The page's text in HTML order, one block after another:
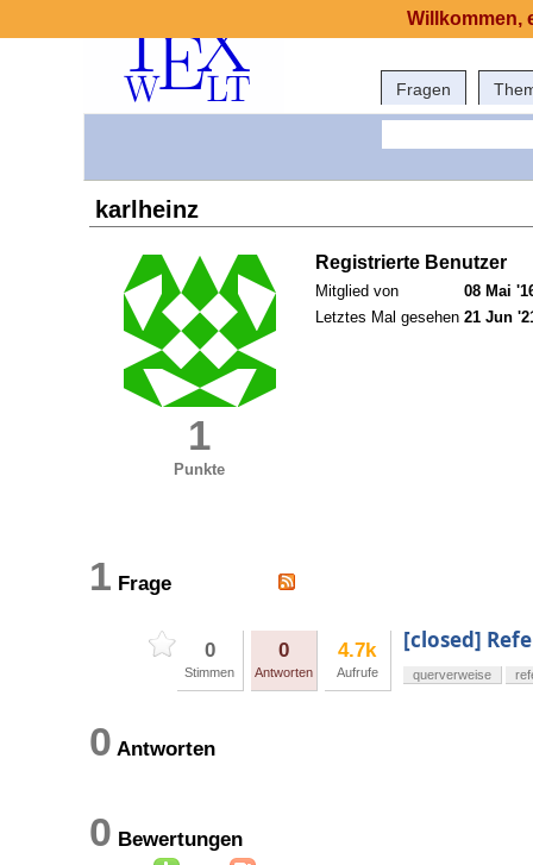
Fragen
karlheinz
1
Punkte
Registrierte Benutzer
Mitglied von
08 Mai
Letztes Mal gesehen 21 Jun
1 Frage
0
Stimmen
0
Antworten
4.7k
Aufrufe
[closed]
querverweise
0 Antworten
0 Bewertungen
Willkommen,